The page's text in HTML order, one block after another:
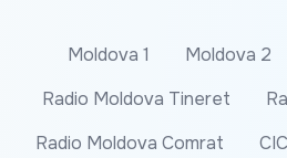
Moldova 1 Moldova 2
Radio Moldova Tineret
Radio Moldova Comrat
CIC